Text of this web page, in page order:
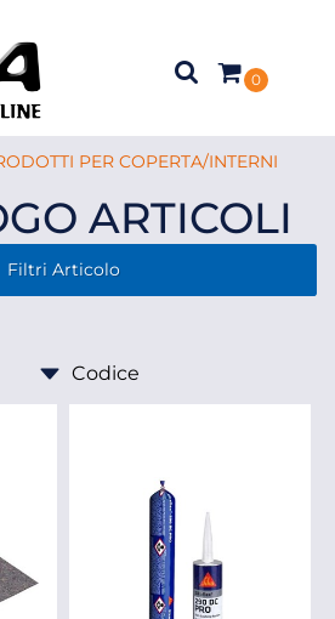
0
PER COPERTA/INTERNI
ARTICOLI
Filtri Articolo